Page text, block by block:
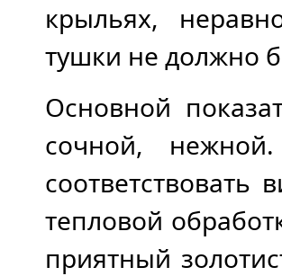
крыльях,
тушки не должно
Основной
сочной,
тепловой
приятный